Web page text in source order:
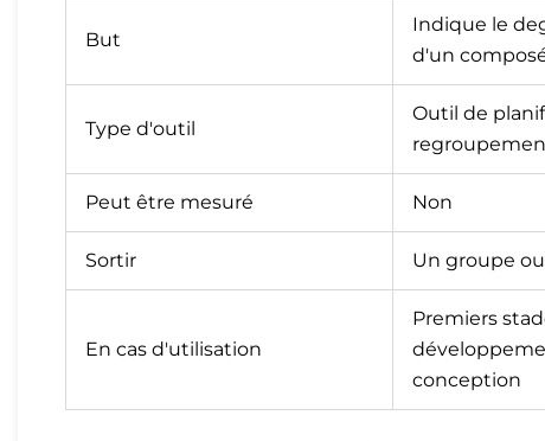
But
Indique le
d'un
Type d'outil
Outil de
Peut être mesuré Non
Sortir Un groupe
En cas d'utilisation
Premiers
conception